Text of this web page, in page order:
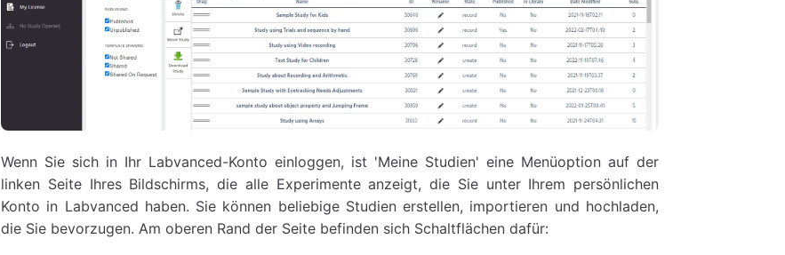
Wenn Sie sich in Ihr Labvanced-Konto einloggen, ist 'Meine Studien' eine Menüoption auf der
linken Seite Ihres Bildschirms, die alle Experimente anzeigt, die Sie unter Ihrem persönlichen
Konto in Labvanced haben. Sie können beliebige Studien erstellen, importieren und hochladen,
die Sie bevorzugen. Am oberen Rand der Seite befinden sich Schaltflächen dafür: